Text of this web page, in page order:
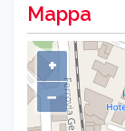
Mappa
+
−